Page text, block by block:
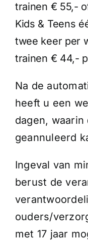
trainen € 55,-
Kids & Teens
twee keer per
trainen € 44,-
Na de
heeft u een
dagen,
geannuleerd
Ingeval van
berust de
ouders/
met 17 jaar